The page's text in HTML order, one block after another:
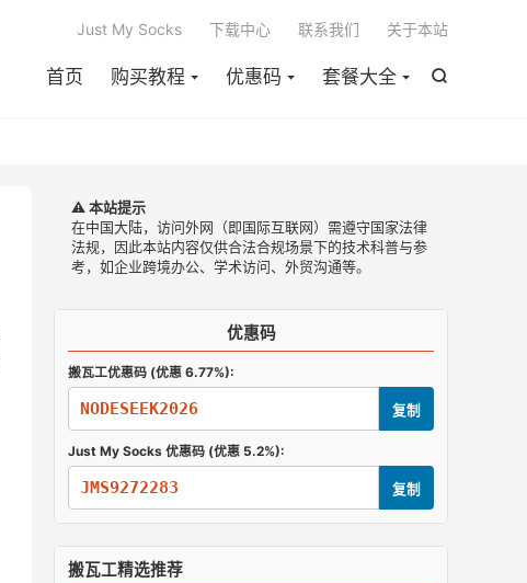

首页 购买教程 优惠码 套餐大全
Just My Socks 下载中心 联系我们 关于本站
⚠️ 本站提示
在中国大陆，访问外网（即国际互联网）需遵守国家法律
法规，因此本站内容仅供合法合规场景下的技术科普与参
考，如企业跨境办公、学术访问、外贸沟通等。
优惠码
搬瓦工优惠码 (优惠 6.77%):
NODESEEK2026 复制
Just My Socks 优惠码 (优惠 5.2%):
JMS9272283 复制
搬瓦工精选推荐